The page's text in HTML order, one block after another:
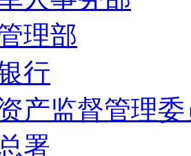
理部
行
产监督管理
署